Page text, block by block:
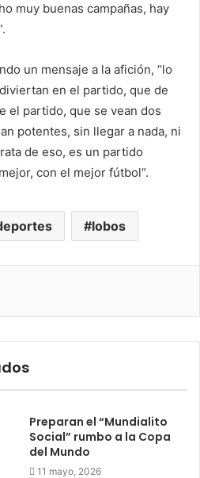
muy buenas campañas, hay
un mensaje a la afición, “lo
en el partido, que de
el partido, que se vean dos
potentes, sin llegar a nada, ni
de eso, es un partido
con el mejor fútbol”.
lobos
Preparan el “Mundialito
Social” rumbo a la Copa
del Mundo
11 mayo, 2026